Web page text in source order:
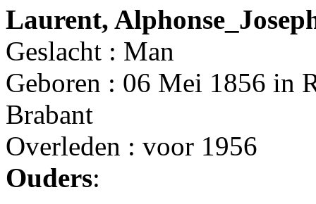
Laurent,
Geslacht : Man
Geboren : 06 Mei 1856 in
Brabant
Overleden : voor 1956
Ouders: